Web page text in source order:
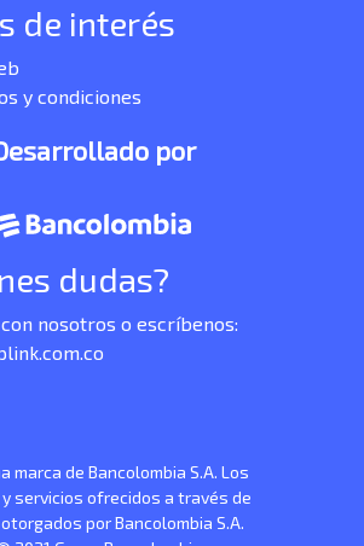
de interés
y condiciones
por
dudas?
con nosotros o escríbenos:
marca de Bancolombia S.A. Los
servicios ofrecidos a través de
otorgados por Bancolombia S.A.